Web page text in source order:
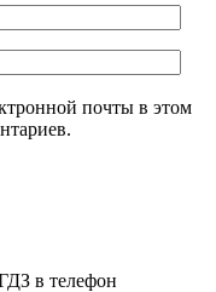
почты в этом
в телефон